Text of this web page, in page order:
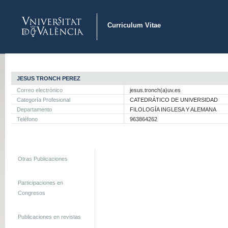
Curriculum Vitae
JESUS TRONCH PEREZ
Correo electrónico
jesus.tronch(a)uv.es
Categoría Profesional
CATEDRÁTICO DE UNIVERSIDAD
Departamento
FILOLOGÍA INGLESA Y ALEMANA
Teléfono
963864262
Otras Publicaciones
Participaciones en
Congresos
Publicaciones en revistas